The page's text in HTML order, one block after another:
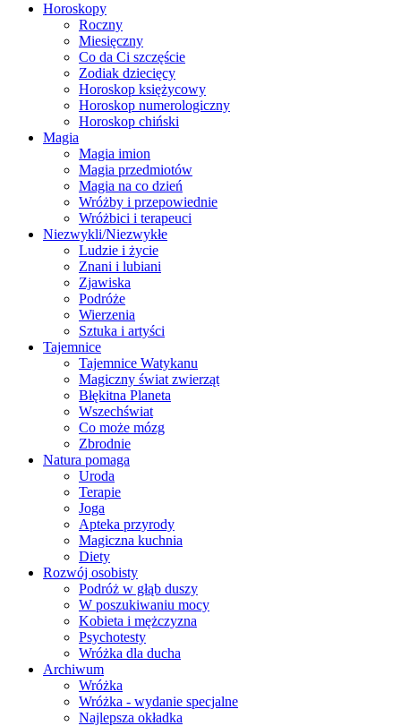
Horoskopy
Roczny
Miesięczny
Co da Ci szczęście
Zodiak dziecięcy
Horoskop księżycowy
Horoskop numerologiczny
Horoskop chiński
Magia
Magia imion
Magia przedmiotów
Magia na co dzień
Wróżby i przepowiednie
Wróżbici i terapeuci
Niezwykli/Niezwykłe
Ludzie i życie
Znani i lubiani
Zjawiska
Podróże
Wierzenia
Sztuka i artyści
Tajemnice
Tajemnice Watykanu
Magiczny świat zwierząt
Błękitna Planeta
Wszechświat
Co może mózg
Zbrodnie
Natura pomaga
Uroda
Terapie
Joga
Apteka przyrody
Magiczna kuchnia
Diety
Rozwój osobisty
Podróż w głąb duszy
W poszukiwaniu mocy
Kobieta i mężczyzna
Psychotesty
Wróżka dla ducha
Archiwum
Wróżka
Wróżka - wydanie specjalne
Najlepsza okładka